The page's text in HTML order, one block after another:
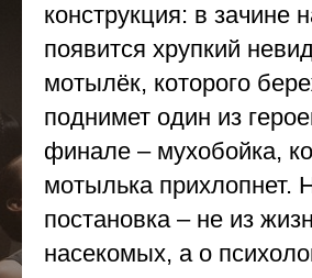
конструкция: в зачине
появится хрупкий
мотылёк, которого
поднимет один из
финале – мухобойка,
мотылька прихлопнет.
постановка – не из
насекомых, а о